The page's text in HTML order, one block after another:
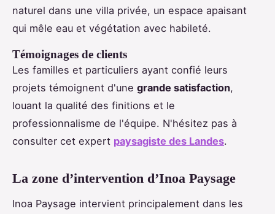
naturel dans une villa privée, un espace apaisant
qui mêle eau et végétation avec habileté.
Témoignages de clients
Les familles et particuliers ayant confié leurs
projets témoignent d'une grande satisfaction,
louant la qualité des finitions et le
professionnalisme de l'équipe. N'hésitez pas à
consulter cet expert paysagiste des Landes.
La zone d’intervention d’Inoa Paysage
Inoa Paysage intervient principalement dans les